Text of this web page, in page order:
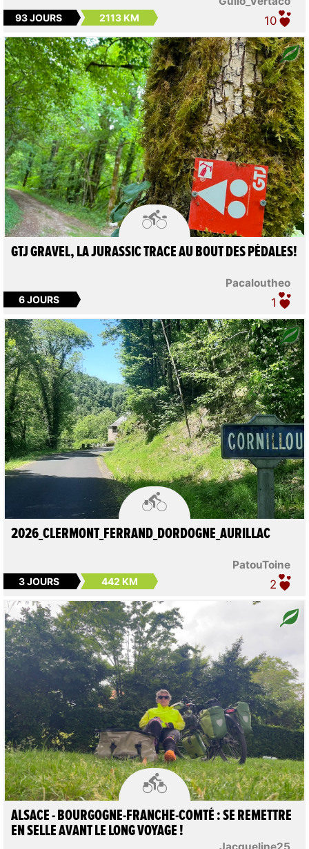
93 JOURS 2113 KM 10

Pacaloutheo
GTJ GRAVEL, LA JURASSIC TRACE AU BOUT DES PÉDALES!
6 JOURS 1

PatouToine
2026_CLERMONT_FERRAND_DORDOGNE_AURILLAC
3 JOURS 442 KM 2

ALSACE - BOURGOGNE-FRANCHE-COMTÉ : SE REMETTRE
EN SELLE AVANT LE LONG VOYAGE !